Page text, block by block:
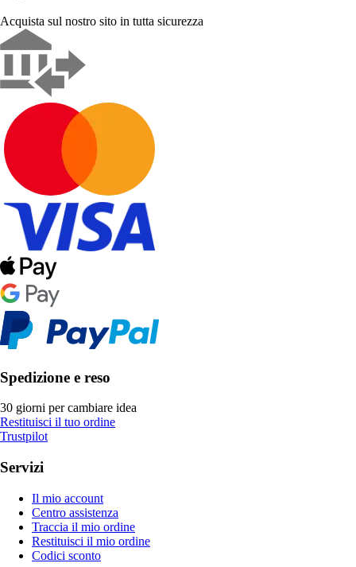
Acquista sul nostro sito in tutta sicurezza
Spedizione e reso
30 giorni per cambiare idea
Restituisci il tuo ordine
Trustpilot
Servizi
Il mio account
Centro assistenza
Traccia il mio ordine
Restituisci il mio ordine
Codici sconto